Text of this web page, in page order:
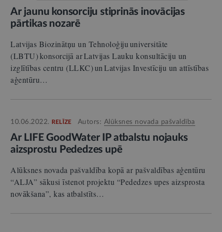
Ar jaunu konsorciju stiprinās inovācijas
pārtikas nozarē
Latvijas Biozinātņu un Tehnoloģiju universitāte
(LBTU) konsorcijā ar Latvijas Lauku konsultāciju un
izglītības centru (LLKC) un Latvijas Investīciju un attīstības
aģentūru…
10.06.2022. RELĪZE Autors: Alūksnes novada pašvaldība
Ar LIFE GoodWater IP atbalstu nojauks
aizsprostu Pededzes upē
Alūksnes novada pašvaldība kopā ar pašvaldības aģentūru
“ALJA” sākusi īstenot projektu “Pededzes upes aizsprosta
novākšana”, kas atbalstīts…